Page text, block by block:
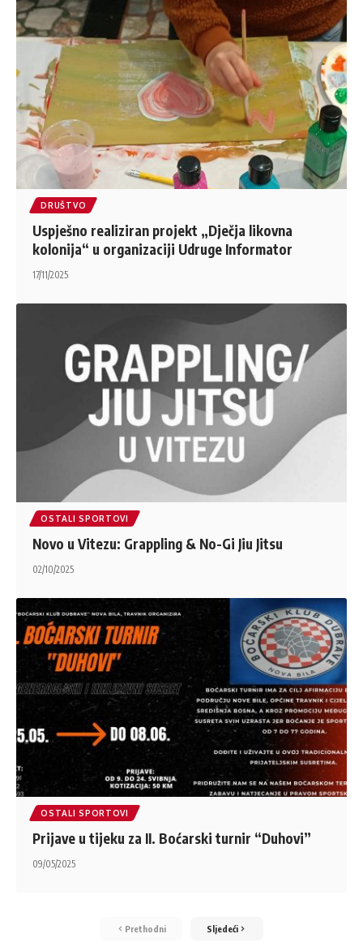
DRUŠTVO
Uspješno realiziran projekt „Dječja likovna
kolonija“ u organizaciji Udruge Informator
17/11/2025
OSTALI SPORTOVI
Novo u Vitezu: Grappling & No-Gi Jiu Jitsu
02/10/2025
OSTALI SPORTOVI
Prijave u tijeku za II. Boćarski turnir “Duhovi”
09/05/2025
Prethodni Sljedeći